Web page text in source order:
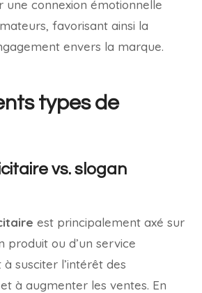
une connexion émotionnelle
favorisant ainsi la
envers la marque.
types de
vs. slogan
est principalement axé sur
produit ou d’un service
susciter l’intérêt des
à augmenter les ventes. En